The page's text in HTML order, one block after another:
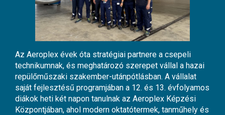
Az Aeroplex évek óta stratégiai partnere a csepeli
technikumnak, és meghatározó szerepet vállal a hazai
repülőműszaki szakember-utánpótlásban. A vállalat
saját fejlesztésű programjában a 12. és 13. évfolyamos
diákok heti két napon tanulnak az Aeroplex Képzési
Központjában, ahol modern oktatótermek, tanműhely és